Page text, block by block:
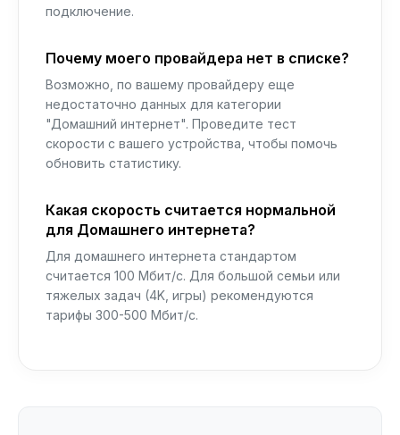
подключение.
Почему моего провайдера нет в списке?
Возможно, по вашему провайдеру еще
недостаточно данных для категории
"Домашний интернет". Проведите тест
скорости с вашего устройства, чтобы помочь
обновить статистику.
Какая скорость считается нормальной
для Домашнего интернета?
Для домашнего интернета стандартом
считается 100 Мбит/с. Для большой семьи или
тяжелых задач (4K, игры) рекомендуются
тарифы 300-500 Мбит/с.